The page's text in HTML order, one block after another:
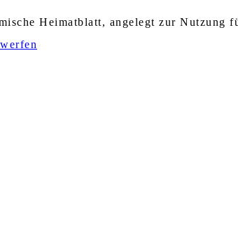
Heimatblatt, angelegt zur Nutzung